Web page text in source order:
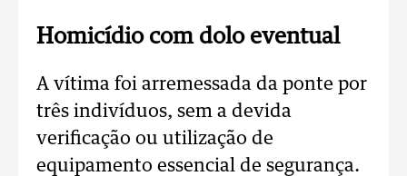
Homicídio com dolo eventual
A vítima foi arremessada da ponte por
três indivíduos, sem a devida
verificação ou utilização de
equipamento essencial de segurança.